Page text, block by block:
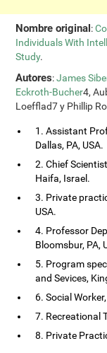
Nombre original:
Individuals With
Study.
Autores:James
Eckroth-Bucher4,
Loefflad7 y Phillip
1. Assistant
Dallas, PA, USA.
2. Chief
Haifa, Israel.
3. Private
USA.
4. Professor
Bloomsbur, PA,
5. Program
and Sevices,
6. Social
7. Recreational
8. Private